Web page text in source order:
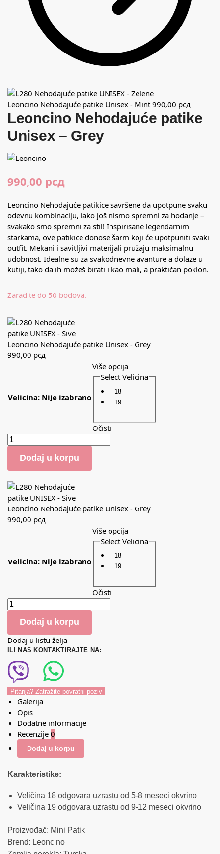
Leoncino Nehodajuće patike Unisex - Mint 990,00 рсд
Leoncino Nehodajuće patike
Unisex – Grey
990,00 рсд
Leoncino Nehodajuće patikice savršene da upotpune svaku
odevnu kombinaciju, iako još nismo spremni za hodanje –
svakako smo spremni za stil! Inspirisane legendarnim
starkama, ove patikice donose šarm koji će upotpuniti svaki
outfit. Mekani i savitljivi materijali pružaju maksimalnu
udobnost. Idealne su za svakodnevne avanture a dolaze u
kutiji, tako da ih možeš birati i kao mali, a praktičan poklon.
Zaradite do 50 bodova.
Leoncino Nehodajuće patike Unisex - Grey
990,00 рсд
Velicina: Nije izabrano
Više opcija
Select Velicina
18
19
Očisti
Dodaj u korpu
Leoncino Nehodajuće patike Unisex - Grey
990,00 рсд
Velicina: Nije izabrano
Više opcija
Select Velicina
18
19
Očisti
Dodaj u korpu
Dodaj u listu želja
ILI NAS KONTAKTIRAJTE NA:
Pitanja? Zatražite povratni poziv
Galerija
Opis
Dodatne informacije
Recenzije 0
Dodaj u korpu
Karakteristike:
Veličina 18 odgovara uzrastu od 5-8 meseci okvrino
Veličina 19 odgovara uzrastu od 9-12 meseci okvrino
Proizvođač: Mini Patik
Brend: Leoncino